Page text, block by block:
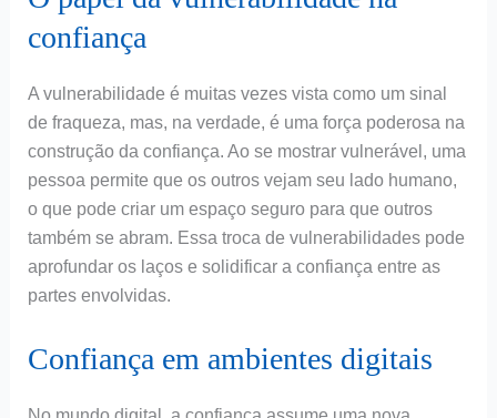
confiança
A vulnerabilidade é muitas vezes vista como um sinal
de fraqueza, mas, na verdade, é uma força poderosa na
construção da confiança. Ao se mostrar vulnerável, uma
pessoa permite que os outros vejam seu lado humano,
o que pode criar um espaço seguro para que outros
também se abram. Essa troca de vulnerabilidades pode
aprofundar os laços e solidificar a confiança entre as
partes envolvidas.
Confiança em ambientes digitais